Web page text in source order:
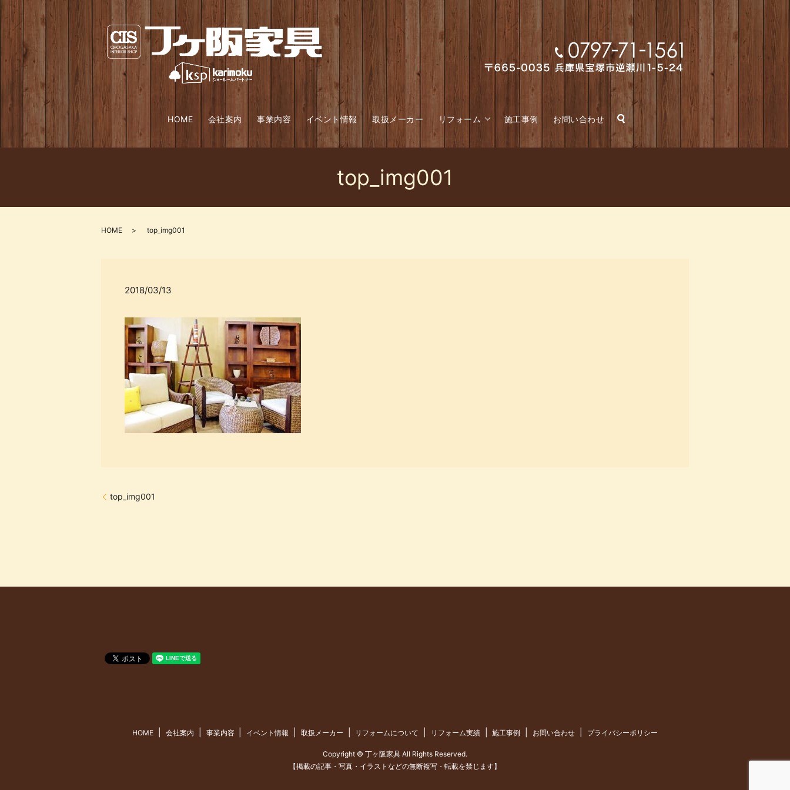
HOME 会社案内 事業内容 イベント情報 取扱メーカー リフォーム 施工事例 お問い合わせ
top_img001
HOME top_img001
2018/03/13
top_img001
HOME 会社案内 事業内容 イベント情報 取扱メーカー リフォームについて リフォーム実績 施工事例 お問い合わせ プライバシーポリシー
Copyright © 丁ヶ阪家具 All Rights Reserved.
【掲載の記事・写真・イラストなどの無断複写・転載を禁じます】